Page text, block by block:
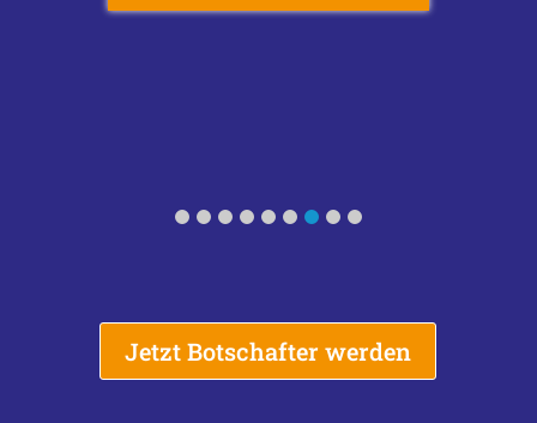
Jetzt Botschafter werden